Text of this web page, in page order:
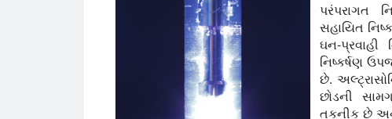
પરંપરાગત
સહાયિત
ઘન-પ્રવાહી
નિષ્કર્ષણ
છે.
છોડની
તકનીક છે